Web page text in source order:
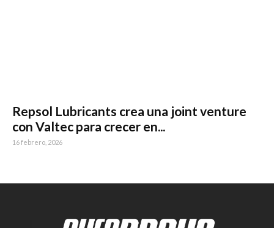
Repsol Lubricants crea una joint venture
con Valtec para crecer en...
16 febrero, 2026